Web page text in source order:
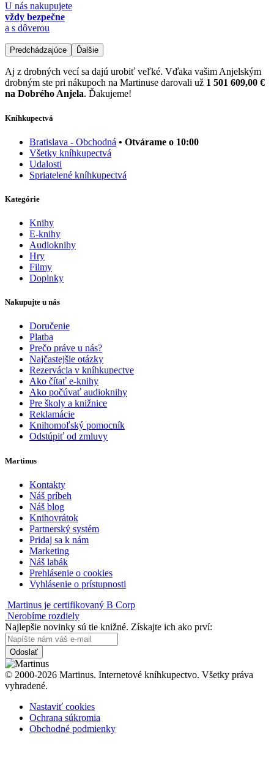
U nás nakupujete
vždy bezpečne
a s dôverou
Predchádzajúce Ďalšie
Aj z drobných vecí sa dajú urobiť veľké. Vďaka vašim Anjelským
drobným ste pri nákupoch na Martinuse darovali už 1 501 609,00 €
na Dobrého Anjela. Ďakujeme!
Kníhkupectvá
Bratislava - Obchodná • Otvárame o 10:00
Všetky kníhkupectvá
Udalosti
Spriatelené kníhkupectvá
Kategórie
Knihy
E-knihy
Audioknihy
Hry
Filmy
Doplnky
Nakupujte u nás
Doručenie
Platba
Prečo práve u nás?
Najčastejšie otázky
Rezervácia v kníhkupectve
Ako čítať e-knihy
Ako počúvať audioknihy
Pre školy a knižnice
Reklamácie
Knihomoľský pomocník
Odstúpiť od zmluvy
Martinus
Kontakty
Náš príbeh
Náš blog
Knihovrátok
Partnerský systém
Pridaj sa k nám
Marketing
Náš labák
Prehlásenie o cookies
Vyhlásenie o prístupnosti
Martinus je certifikovaný B Corp
Nerobíme rozdiely
Najlepšie novinky sú tie knižné. Získajte ich ako prví:
Odoslať
© 2000-2026 Martinus. Internetové kníhkupectvo. Všetky práva
vyhradené.
Nastaviť cookies
Ochrana súkromia
Obchodné podmienky